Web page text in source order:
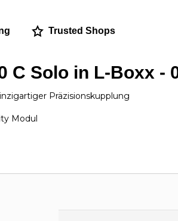
Trusted Shops
C Solo in L-Boxx -
Präzisionskupplung
Modul